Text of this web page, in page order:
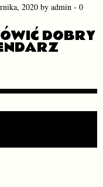
2020by admin - 0
DOBRY